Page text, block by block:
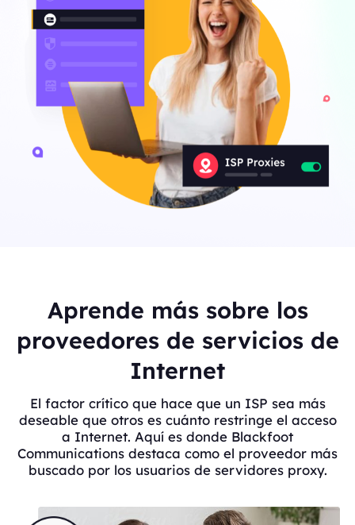
Aprende más sobre los
proveedores de servicios de
Internet
El factor crítico que hace que un ISP sea más
deseable que otros es cuánto restringe el acceso
a Internet. Aquí es donde Blackfoot
Communications destaca como el proveedor más
buscado por los usuarios de servidores proxy.